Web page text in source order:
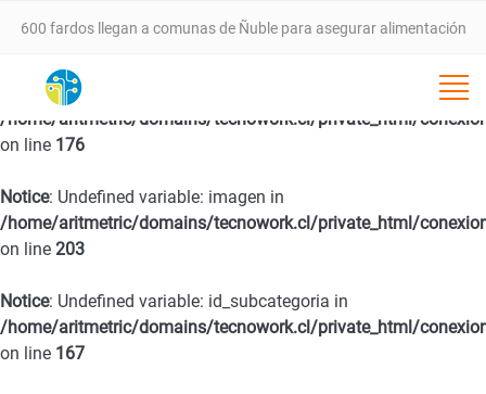
600 fardos llegan a comunas de Ñuble para asegurar alimentación
VALLE DEL ITATA PROYECTA NUEVA ETAPA DE DESARROLLO CON
SEMINARIO ESTRATÉGICO ESTE 25 DE FEBRERO EN CHILLÁN
SernamEG da inicio a la convocatoria del Programa Mujer
Emprende 2026
Programa 4 a 7 del SernamEG abre postulaciones para apoyar a
Notice: Undefined variable: fecha in
/home/aritmetric/domains/tecnowork.cl/private_html/
on line 176
Notice: Undefined variable: imagen in
/home/aritmetric/domains/tecnowork.cl/private_html/
on line 203
Notice: Undefined variable: id_subcategoria in
/home/aritmetric/domains/tecnowork.cl/private_html/
on line 167